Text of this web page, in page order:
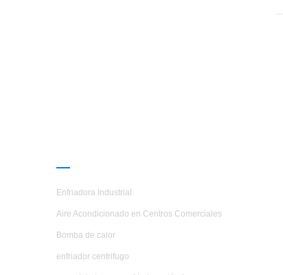
Enfriadora Industrial
Aire Acondicionado en Centros Comerciales
Bomba de calor
enfriador centrifugo